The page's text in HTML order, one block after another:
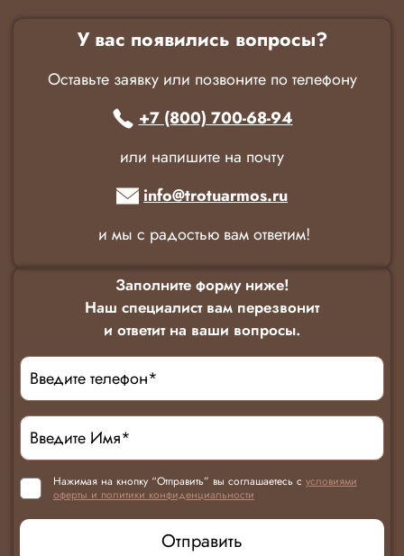
У вас появились вопросы?
Оставьте заявку или позвоните по телефону
+7 (800) 700-68-94
или напишите на почту
info@trotuarmos.ru
и мы с радостью вам ответим!
Заполните форму ниже!
Наш специалист вам перезвонит
и ответит на ваши вопросы.
Нажимая на кнопку “Отправить” вы соглашаетесь с условиями
оферты и политики конфиденциальности
Отправить